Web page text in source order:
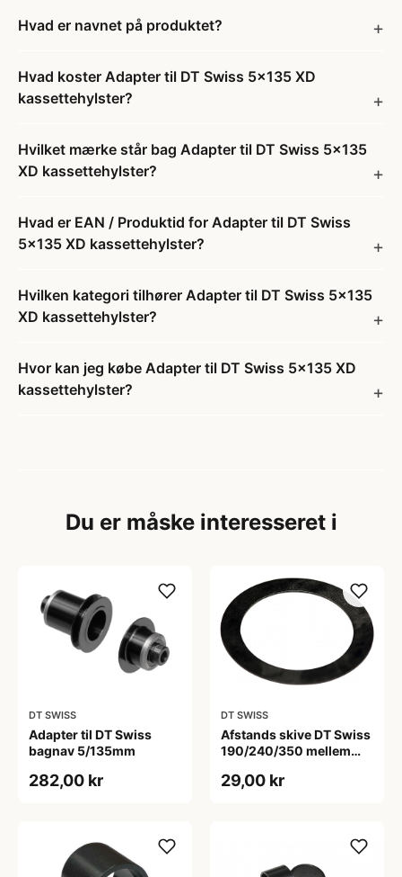
Hvad er navnet på produktet?
Hvad koster Adapter til DT Swiss 5x135 XD
kassettehylster?
Hvilket mærke står bag Adapter til DT Swiss 5x135
XD kassettehylster?
Hvad er EAN / Produktid for Adapter til DT Swiss
5x135 XD kassettehylster?
Hvilken kategori tilhører Adapter til DT Swiss 5x135
XD kassettehylster?
Hvor kan jeg købe Adapter til DT Swiss 5x135 XD
kassettehylster?
Du er måske interesseret i
DT SWISS
Adapter til DT Swiss
bagnav 5/135mm
282,00 kr
DT SWISS
Afstands skive DT Swiss
190/240/350 mellem
gevindring
29,00 kr